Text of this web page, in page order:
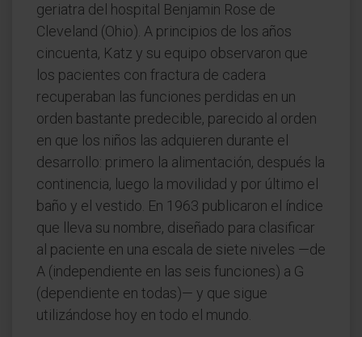
geriatra del hospital Benjamin Rose de
Cleveland (Ohio). A principios de los años
cincuenta, Katz y su equipo observaron que
los pacientes con fractura de cadera
recuperaban las funciones perdidas en un
orden bastante predecible, parecido al orden
en que los niños las adquieren durante el
desarrollo: primero la alimentación, después la
continencia, luego la movilidad y por último el
baño y el vestido. En 1963 publicaron el índice
que lleva su nombre, diseñado para clasificar
al paciente en una escala de siete niveles —de
A (independiente en las seis funciones) a G
(dependiente en todas)— y que sigue
utilizándose hoy en todo el mundo.